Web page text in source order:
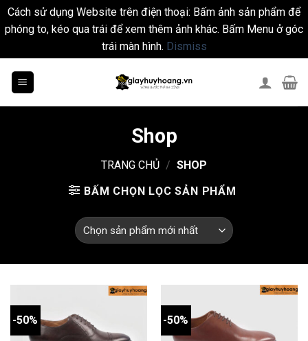
Cách sử dụng Website trên điện thoại: Bấm ảnh sản phẩm để
phóng to, kéo qua trái để xem thêm ảnh khác. Bấm Menu ở góc
trái màn hình. Dismiss
Shop
TRANG CHỦ / SHOP
BẤM CHỌN LỌC SẢN PHẨM
-50% -50%